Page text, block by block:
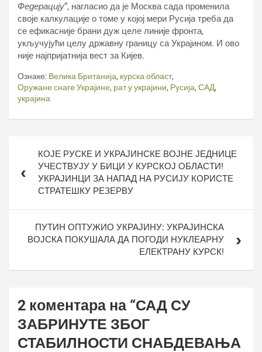
Федерацију“, нагласио да је Москва сада променила
своје калкулације о томе у којој мери Русија треба да
се ефикасније брани дуж целе линије фронта,
укључујући целу државну границу са Украјином. И ово
није најпријатнија вест за Кијев.
Ознаке: Велика Британија, курска област,
Оружане снаге Украјине, рат у украјини, Русија, САД,
украјина
чланкаКОЈЕ РУСКЕ И УКРАЈИНСКЕ ВОЈНЕ ЈЕДНИЦЕ
УЧЕСТВУЈУ У БИЦИ У КУРСКОЈ ОБЛАСТИ!
УКРАЈИНЦИ ЗА НАПАД НА РУСИЈУ КОРИСТЕ
СТРАТЕШКУ РЕЗЕРВУ
ПУТИН ОПТУЖИО УКРАЈИНУ: УКРАЈИНСКА
ВОЈСКА ПОКУШАЛА ДА ПОГОДИ НУКЛЕАРНУ
ЕЛЕКТРАНУ КУРСК!
2 коментара на “САД СУ
ЗАБРИНУТЕ ЗБОГ
СТАБИЛНОСТИ СНАБДЕВАЊА